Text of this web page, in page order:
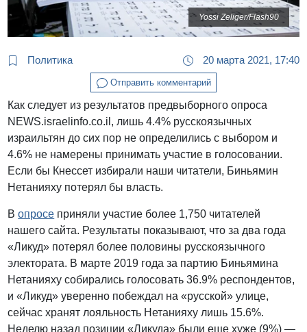
Yossi Zeliger/Flash90
Политика 20 марта 2021, 17:40
Отправить комментарий
Как следует из результатов предвыборного опроса
NEWS.israelinfo.co.il, лишь 4.4% русскоязычных
израильтян до сих пор не определились с выбором и
4.6% не намерены принимать участие в голосовании.
Если бы Кнессет избирали наши читатели, Биньямин
Нетанияху потерял бы власть.
Вопросе приняли участие более 1,750 читателей
нашего сайта. Результаты показывают, что за два года
«Ликуд» потерял более половины русскоязычного
электората. В марте 2019 года за партию Биньямина
Нетанияху собирались голосовать 36.9% респондентов,
и «Ликуд» уверенно побеждал на «русской» улице,
сейчас хранят лояльность Нетанияху лишь 15.6%.
Неделю назад позиции «Ликуда» были еще хуже (9%) —